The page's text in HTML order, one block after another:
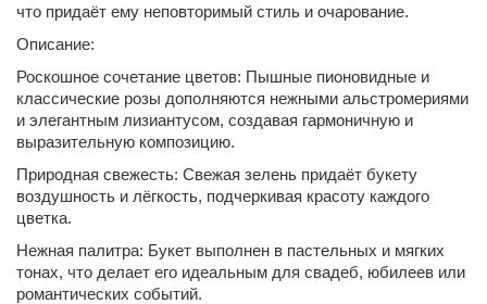
что придаёт ему неповторимый стиль и очарование.
Описание:
Роскошное сочетание цветов: Пышные пионовидные и
классические розы дополняются нежными альстромериями
и элегантным лизиантусом, создавая гармоничную и
выразительную композицию.
Природная свежесть: Свежая зелень придаёт букету
воздушность и лёгкость, подчеркивая красоту каждого
цветка.
Нежная палитра: Букет выполнен в пастельных и мягких
тонах, что делает его идеальным для свадеб, юбилеев или
романтических событий.